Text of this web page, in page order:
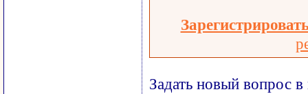
Задать новый вопрос